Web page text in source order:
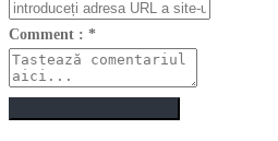
Comment : *